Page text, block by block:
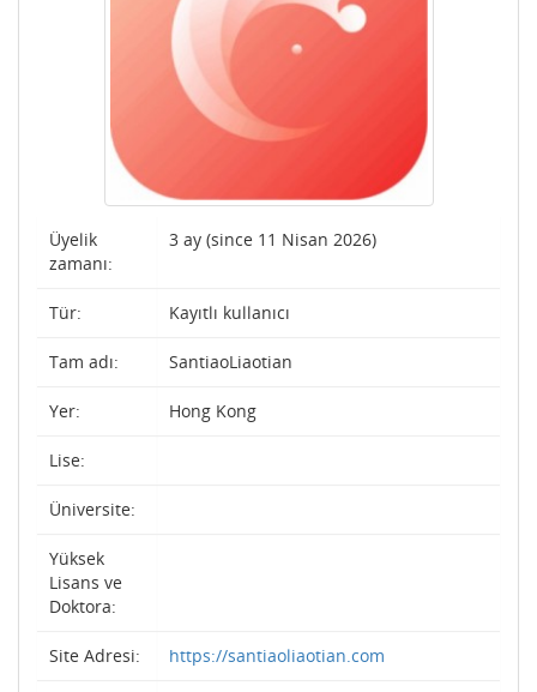
Üyelik
zamanı:
3 ay (since 11 Nisan 2026)
Tür: Kayıtlı kullanıcı
Tam adı: SantiaoLiaotian
Yer: Hong Kong
Lise:
Üniversite:
Yüksek
Lisans ve
Doktora:
Site Adresi: https://santiaoliaotian.com